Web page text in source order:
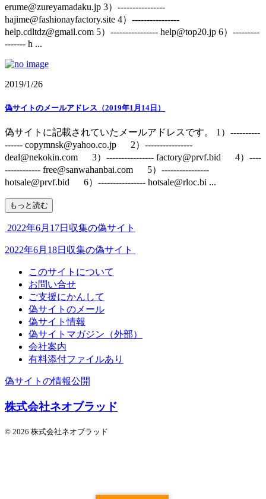
erume@zureyamadaku.jp 3）----------------
hajime@fashionayfactory.site 4）----------------
help.cdltdz@gmail.com 5）---------------- help@top20.jp 6）---------
------- h ...
2019/1/26
偽サイトのメールアドレス（2019年1月14日）
偽サイトに記載されていたメールアドレスです。 1）----------
------ copymnsk@yahoo.co.jp 2）----------------
deal@nekokin.com 3）---------------- factory@prvf.bid 4）----
------------ free@sanwahanbai.com 5）----------------
hotsale@prvf.bid 6）---------------- hotsale@rloc.bi ...
もっと読む
2022年6月17日収集の偽サイト
2022年6月18日収集の偽サイト
このサイトについて
お問い合せ
ご支援にかんして
偽サイトのメール
偽サイト情報
偽サイトマガジン（外部）
会社案内
有料添付ファイルあり
偽サイトの情報公開
株式会社ネオブラッド
© 2026 株式会社ネオブラッド